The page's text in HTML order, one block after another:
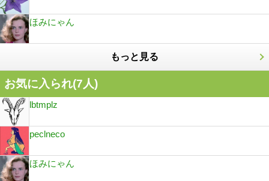
ほみにゃん
もっと見る
お気に入られ(7人)
lbtmplz
peclneco
ほみにゃん